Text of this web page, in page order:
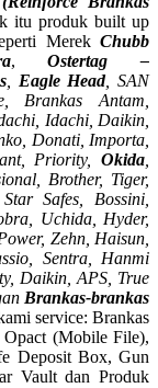
itu produk built up
Merek Chubb
,Ostertag –
Eagle Head, SAN
Brankas Antam,
Idachi, Daikin,
Donati, Importa,
Priority, Okida
Brother, Tiger,
Safes, Bossini,
Uchida, Hyder,
Zehn, Haisun,
Sentra, Hanmi
Daikin, APS, True
Brankas-brankas
service: Brankas
(Mobile File),
Deposit Box, Gun
Vault dan Produk